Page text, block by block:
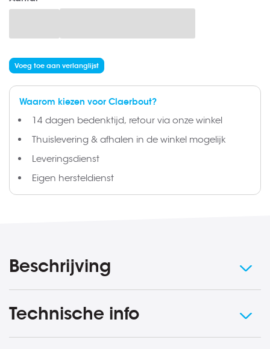
Voeg toe aan verlanglijst
Waarom kiezen voor Claerbout?
14 dagen bedenktijd, retour via onze winkel
Thuislevering & afhalen in de winkel mogelijk
Leveringsdienst
Eigen hersteldienst
gallerij
Beschrijving
Technische info